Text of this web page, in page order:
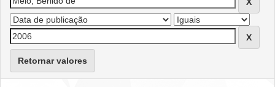
Retornar valores